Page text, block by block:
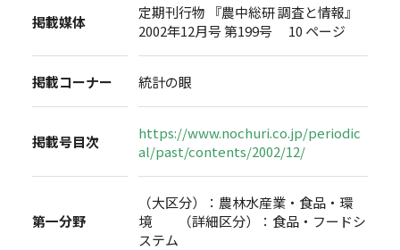
掲載媒体
定期刊行物 『農中総研 調査と情報』
2002年12月号 第199号 10 ページ
掲載コーナー 統計の眼
掲載号目次
https://www.nochuri.co.jp/periodic
al/past/contents/2002/12/
第一分野
（大区分）：農林水産業・食品・環
境 （詳細区分）：食品・フードシ
ステム